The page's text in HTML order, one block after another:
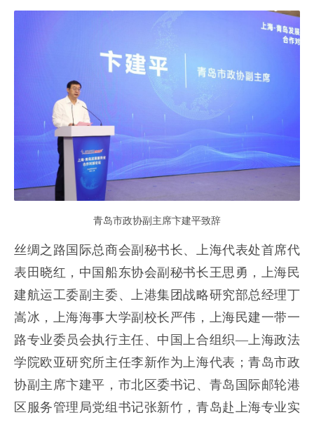
青岛市政协副主席卞建平致辞
丝绸之路国际总商会副秘书长、上海代表处首席代
表田晓红，中国船东协会副秘书长王思勇，上海民
建航运工委副主委、上港集团战略研究部总经理丁
嵩冰，上海海事大学副校长严伟，上海民建一带一
路专业委员会执行主任、中国上合组织—上海政法
学院欧亚研究所主任李新作为上海代表；青岛市政
协副主席卞建平，市北区委书记、青岛国际邮轮港
区服务管理局党组书记张新竹，青岛赴上海专业实